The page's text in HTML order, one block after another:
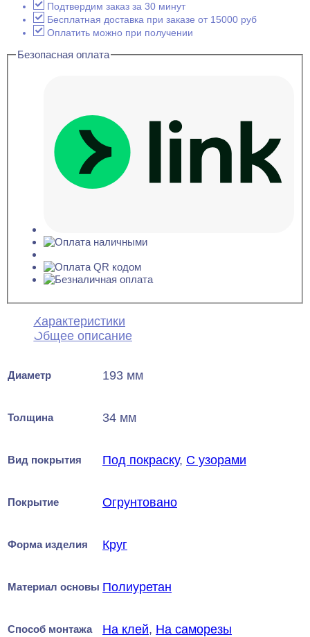
декоративная
34x193
Подтвердим заказ за 30 минут
Бесплатная доставка при заказе от 15000 руб
Оплатить можно при получении
Безопасная оплата
Характеристики
Общее описание
Диаметр 193 мм
Толщина 34 мм
Вид покрытия Под покраску, С узорами
Покрытие Огрунтовано
Форма изделия Круг
Материал основы Полиуретан
Способ монтажа На клей, На саморезы